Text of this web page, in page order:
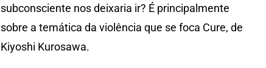
subconsciente nos deixaria ir? É principalmente
sobre a temática da violência que se foca Cure, de
Kiyoshi Kurosawa.